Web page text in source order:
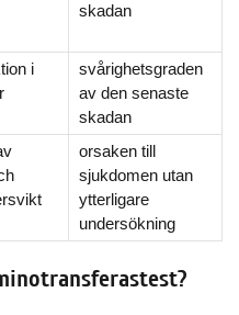
skadan
i
svårighetsgraden
av den senaste
skadan
orsaken till
sjukdomen utan
ytterligare
undersökning